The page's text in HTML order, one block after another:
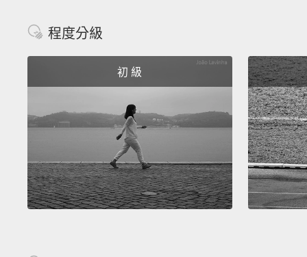
程度分級
初 級